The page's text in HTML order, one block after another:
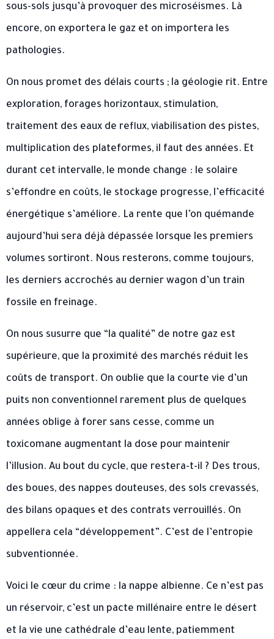
sous-sols jusqu’à provoquer des microséismes. Là
encore, on exportera le gaz et on importera les
pathologies.
On nous promet des délais courts ; la géologie rit. Entre
exploration, forages horizontaux, stimulation,
traitement des eaux de reflux, viabilisation des pistes,
multiplication des plateformes, il faut des années. Et
durant cet intervalle, le monde change : le solaire
s’effondre en coûts, le stockage progresse, l’efficacité
énergétique s’améliore. La rente que l’on quémande
aujourd’hui sera déjà dépassée lorsque les premiers
volumes sortiront. Nous resterons, comme toujours,
les derniers accrochés au dernier wagon d’un train
fossile en freinage.
On nous susurre que “la qualité” de notre gaz est
supérieure, que la proximité des marchés réduit les
coûts de transport. On oublie que la courte vie d’un
puits non conventionnel rarement plus de quelques
années oblige à forer sans cesse, comme un
toxicomane augmentant la dose pour maintenir
l’illusion. Au bout du cycle, que restera-t-il ? Des trous,
des boues, des nappes douteuses, des sols crevassés,
des bilans opaques et des contrats verrouillés. On
appellera cela “développement”. C’est de l’entropie
subventionnée.
Voici le cœur du crime : la nappe albienne. Ce n’est pas
un réservoir, c’est un pacte millénaire entre le désert
et la vie une cathédrale d’eau lente, patiemment